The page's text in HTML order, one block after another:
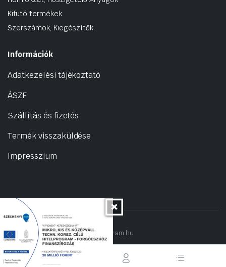
Kifutó termékek
Szerszámok, Kiegészítők
Információk
Adatkezelési tájékoztató
ÁSZF
Szállítás és fizetés
Termék visszaküldése
Impresszium
Copyright 2022 © hogyantalaljanakram.hu